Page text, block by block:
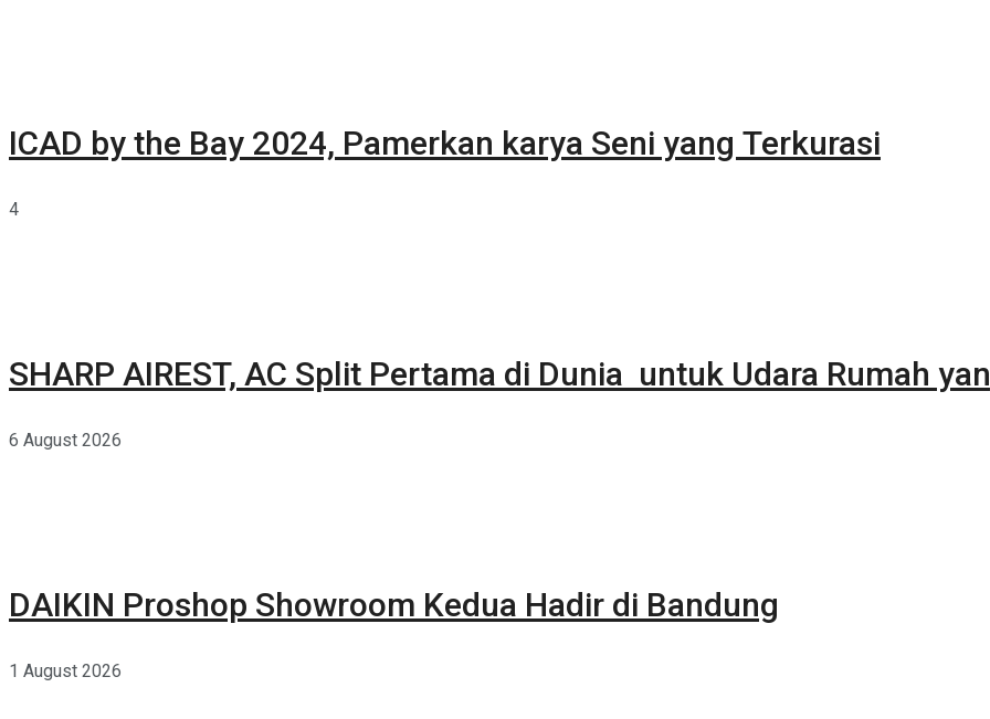
ICAD by the Bay 2024, Pamerkan karya Seni yang Terkurasi
4
SHARP AIREST, AC Split Pertama di Dunia untuk Udara Rumah
6 August 2026
DAIKIN Proshop Showroom Kedua Hadir di Bandung
1 August 2026